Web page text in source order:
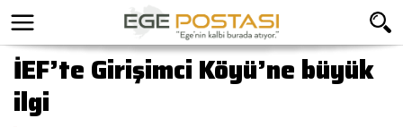
İEF’te Girişimci Köyü’ne büyük
ilgi